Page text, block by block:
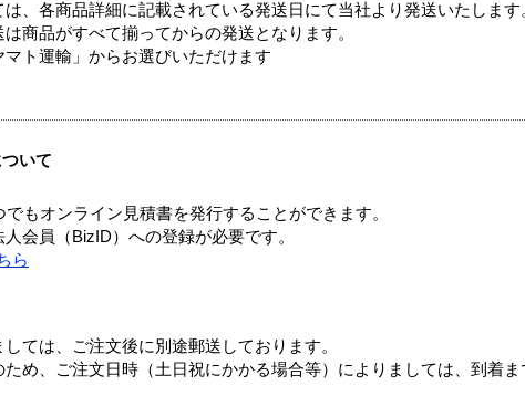
、各商品詳細に記載されている発送日にて当社より発送いたします
商品がすべて揃ってからの発送となります。
ト運輸」からお選びいただけます
いて
もオンライン見積書を発行することができます。
会員（BizID）への登録が必要です。
ら
ては、ご注文後に別途郵送しております。
め、ご注文日時（土日祝にかかる場合等）によりましては、到着ま